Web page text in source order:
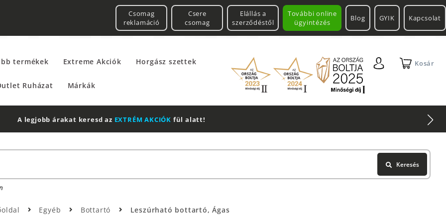
További online
ügyintézés
Csomag
reklamáció
Csere
csomag
Elállás a
szerződéstől
Blog GYIK Kapcsolat
termékek Extreme Akciók Horgász szettek
Ruházat Márkák
Kosár
2 db Shimano Aero Technium +LeathermanMultitool
Keresés
Egyéb Bottartó Leszúrható bottartó, Ágas